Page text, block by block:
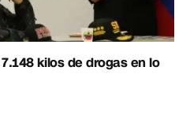
kilos de drogas en lo